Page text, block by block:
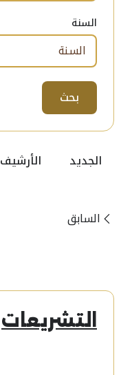
السنة
بحث
الجديد الأرشيف
السابق
التشريعات